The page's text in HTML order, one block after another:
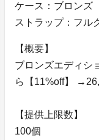
ケース：ブロンズ
ストラップ：フル
【概要】
ブロンズエディシ
ら【11%off】
【提供上限数】
100個